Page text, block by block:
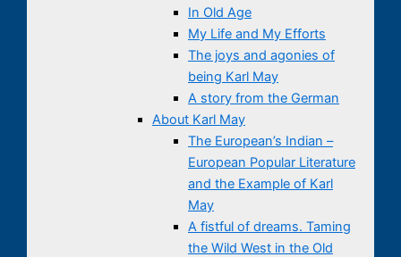
In Old Age
My Life and My Efforts
The joys and agonies of
being Karl May
A story from the German
About Karl May
The European’s Indian –
European Popular Literature
and the Example of Karl
May
A fistful of dreams. Taming
the Wild West in the Old